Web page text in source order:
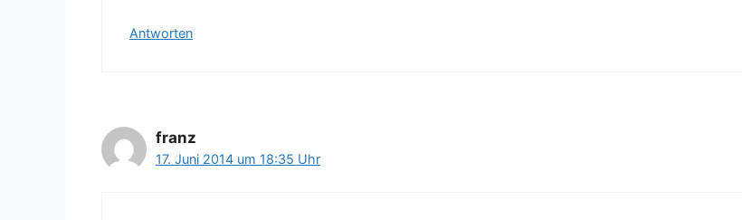
Antworten
franz
17. Juni 2014 um 18:35 Uhr